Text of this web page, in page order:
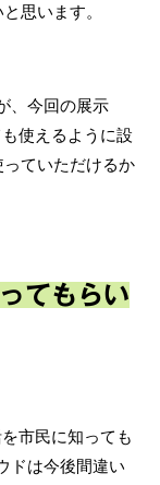
思います。
、今回の展示
使えるように設
ていただけるか
てもらい
市民に知っても
ドは今後間違い